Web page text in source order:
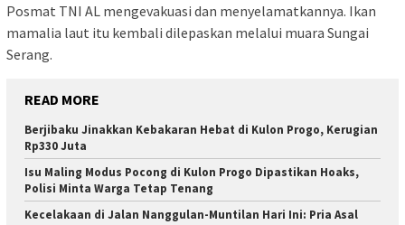
Posmat TNI AL mengevakuasi dan menyelamatkannya. Ikan
mamalia laut itu kembali dilepaskan melalui muara Sungai
Serang.
READ MORE
Berjibaku Jinakkan Kebakaran Hebat di Kulon Progo, Kerugian
Rp330 Juta
Isu Maling Modus Pocong di Kulon Progo Dipastikan Hoaks,
Polisi Minta Warga Tetap Tenang
Kecelakaan di Jalan Nanggulan-Muntilan Hari Ini: Pria Asal